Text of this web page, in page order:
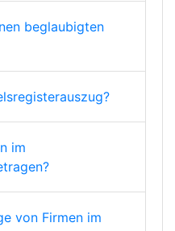
beglaubigten
im
von Firmen im